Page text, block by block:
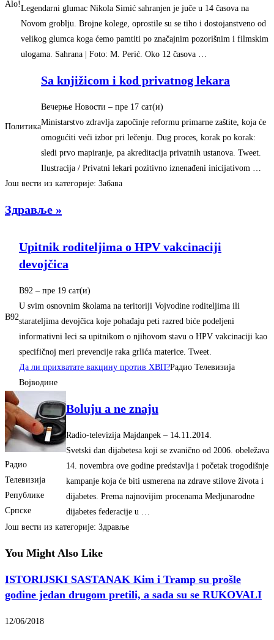
Alo!Legendarni glumac Nikola Simić sahranjen je juče u 14 časova na
Novom groblju. Brojne kolege, oprostile su se tiho i dostojanstveno od
velikog glumca koga ćemo pamtiti po značajnim pozorišnim i filmskim
ulogama. Sahrana | Foto: M. Perić. Oko 12 časova …
Политика
Sa knjižicom i kod privatnog lekara
Вечерње Новости – ‎пре 17 сат(и)‎
Ministarstvo zdravlja započinje reformu primarne zaštite, koja će
omogućiti veći izbor pri lečenju. Dug proces, korak po korak:
sledi prvo mapiranje, pa akreditacija privatnih ustanova. Tweet.
Ilustracija / Privatni lekari pozitivno iznenađeni inicijativom …
Још вести из категорије: Забава
Здравље »
B92
Upitnik roditeljima o HPV vakcinaciji
devojčica
B92 – ‎пре 19 сат(и)‎
U svim osnovnim školama na teritoriji Vojvodine roditeljima ili
starateljima devojčica koje pohađaju peti razred biće podeljeni
informativni leci sa upitnikom o njihovom stavu o HPV vakcinaciji kao
specifičnoj meri prevencije raka grlića materice. Tweet.
Да ли прихватате вакцину против ХВП?Радио Телевизија
Војводине
Радио
Телевизија
Републике
Српске
Boluju a ne znaju
Radio-televizija Majdanpek – ‎14.11.2014.‎
Svetski dan dijabetesa koji se zvanično od 2006. obeležava
14. novembra ove godine predstavlja i početak trogodišnje
kampanje koja će biti usmerena na zdrave stilove života i
dijabetes. Prema najnovijim procenama Medjunarodne
dijabetes federacije u …
Још вести из категорије: Здравље
You Might Also Like
ISTORIJSKI SASTANAK Kim i Tramp su prošle
godine jedan drugom pretili, a sada su se RUKOVALI
12/06/2018